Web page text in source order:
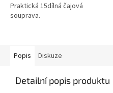
Praktická 15dílná čajová
souprava.
Popis Diskuze
Detailní popis produktu